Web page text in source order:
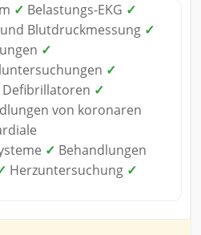
✓ Belastungs-EKG ✓
Blutdruckmessung ✓
✓
✓
Defibrillatoren ✓
von koronaren
✓ Behandlungen
Herzuntersuchung ✓